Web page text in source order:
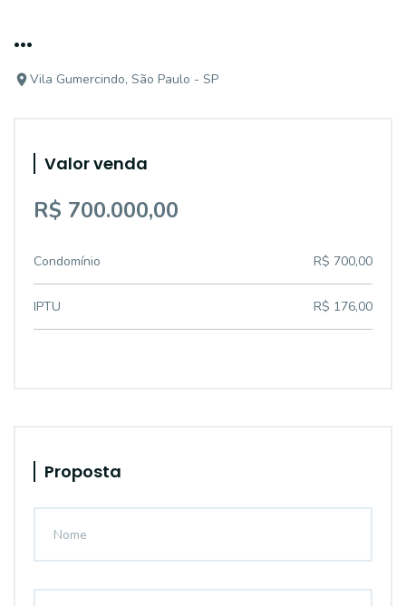
...
Vila Gumercindo, São Paulo - SP
Valor venda
R$ 700.000,00
Condomínio R$ 700,00
IPTU R$ 176,00
Proposta